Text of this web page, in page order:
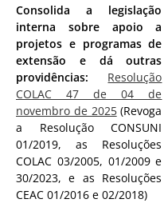
Consolida a legislação
interna sobre apoio a
projetos e programas de
extensão e dá outras
providências:
Resolução
COLAC 47 de 04 de
novembro de 2025(Revoga
a Resolução CONSUNI
01/2019, as Resoluções
COLAC 03/2005, 01/2009 e
30/2023, e as Resoluções
CEAC 01/2016 e 02/2018)